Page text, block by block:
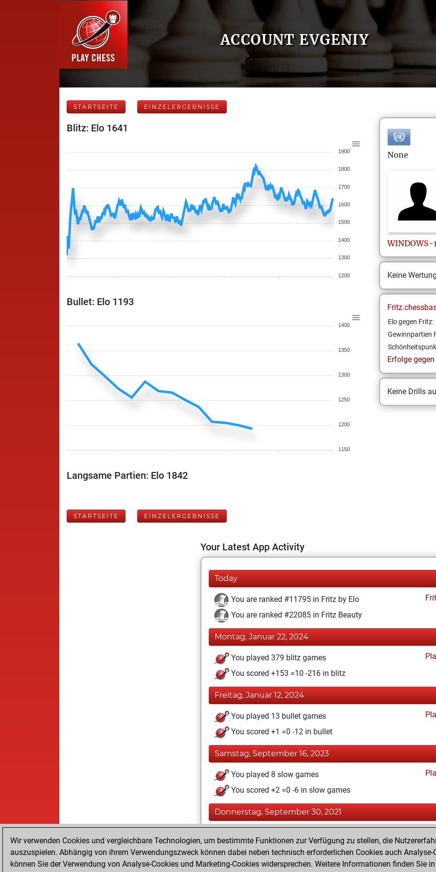
ACCOUNT EVGENIY
STARTSEITE EINZELERGEBNISSE
Blitz: Elo 1641
1900
1800
1700
1600
1500
1400
1300
1200
Bullet: Elo 1193
1400
1350
1300
1250
1200
1150
Langsame Partien: Elo 1842
None
WINDOWS-
Keine
Elo gegen Fritz:
Gewinnpartien
Erfolge
Keine Drills
STARTSEITE EINZELERGEBNISSE
Your Latest App Activity
Today
You are ranked #11795 in Fritz by Elo
You are ranked #22085 in Fritz Beauty
Montag, Januar 22, 2024
You played 379 blitz games
You scored +153 =10 -216 in blitz
Freitag, Januar 12, 2024
You played 13 bullet games
You scored +1 =0 -12 in bullet
Samstag, September 16, 2023
You played 8 slow games
You scored +2 =0 -6 in slow games
Donnerstag, September 30, 2021
You achieved a new Elo of 1592
You created your Fritz account
Wir verwenden Cookies und vergleichbare Technologien, um bestimmte Funktionen zur Verfügung zu stellen, die
auszuspielen. Abhängig von ihrem Verwendungszweck können dabei neben technisch erforderlichen Cookies auch
können Sie der Verwendung von Analyse-Cookies und Marketing-Cookies widersprechen. Weitere Informationen finden Sie